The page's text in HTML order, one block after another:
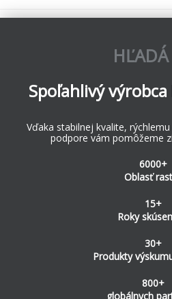
HĽADÁ
Spoľahlivý výrobca
Vďaka stabilnej kvalite,
podpore vám pomôžeme
6000+
Oblasť
15+
Roky
30+
Produkty
800+
globálnych